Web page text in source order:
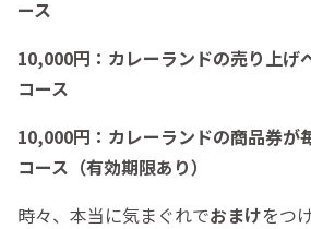
ース
10,000円：カレーランドの売り上げ
コース
10,000円：カレーランドの商品券が
コース（有効期限あり）
時々、本当に気まぐれでおまけをつ